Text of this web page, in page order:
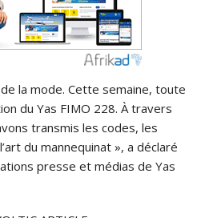
la mode. Cette semaine, toute
du Yas FIMO 228. À travers
transmis les codes, les
du mannequinat », a déclaré
presse et médias de Yas